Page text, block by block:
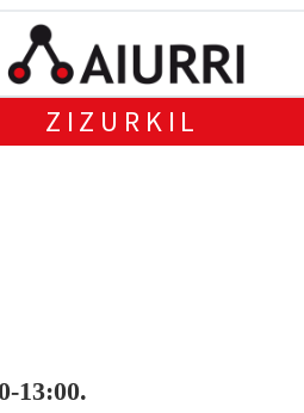
ZIZURKIL
13:00.